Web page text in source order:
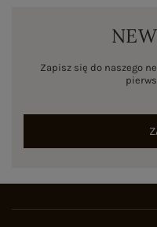
Zapisz się do naszego